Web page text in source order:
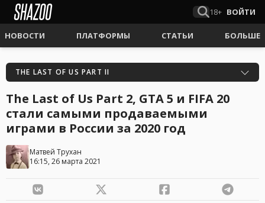
18+ ВОЙТИ
НОВОСТИ ПЛАТФОРМЫ СТАТЬИ БОЛЬШЕ
THE LAST OF US PART II
The Last of Us Part 2, GTA 5 и FIFA 20
стали самыми продаваемыми
играми в России за 2020 год
Матвей Трухан
16:15, 26 марта 2021